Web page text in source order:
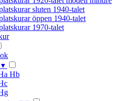
sluten 1940-talet
öppen 1940-talet
1970-talet
▾
Hb